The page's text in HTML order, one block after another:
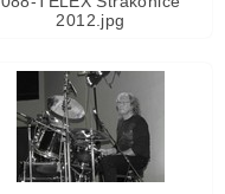
2012.jpg